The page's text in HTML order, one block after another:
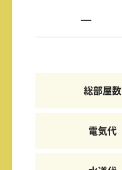
—
総部屋数
電気代